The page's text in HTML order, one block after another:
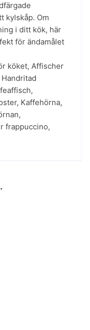
kylskåp. Om
i ditt kök, här
för ändamålet
köket, Affischer
Handritad
,
, Kaffehörna,
,
frappuccino,